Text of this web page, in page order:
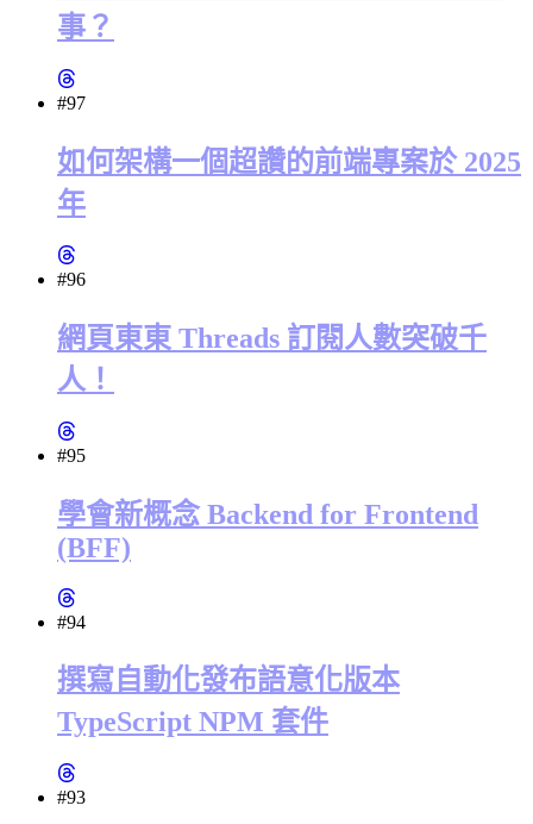
事？
#97
如何架構一個超讚的前端專案於 2025
年
#96
網頁東東 Threads 訂閱人數突破千
人！
#95
學會新概念 Backend for Frontend
(BFF)
#94
撰寫自動化發布語意化版本
TypeScript NPM 套件
#93